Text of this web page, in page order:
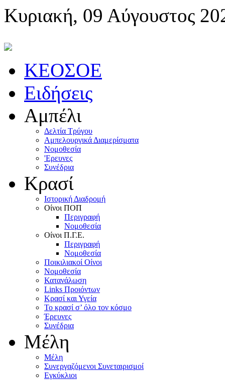
Κυριακή, 09 Αύγουστος
KEOΣOE
Ειδήσεις
Αμπέλι
Δελτία Τρύγου
Αμπελουργικά Διαμερίσματα
Nομοθεσία
'Eρευνες
Συνέδρια
Κρασί
Iστορική Διαδρομή
Oίνοι ΠOΠ
Περιγραφή
Nομοθεσία
Oίνοι Π.Γ.E.
Περιγραφή
Νομοθεσία
Ποικιλιακοί Oίνοι
Nομοθεσία
Κατανάλωση
Links Προιόντων
Κρασί και Υγεία
To κρασί σ’ όλο τον κόσμο
Έρευνες
Συνέδρια
Μέλη
Mέλη
Συνεργαζόμενοι Συνεταιρισμοί
Εγκύκλιοι